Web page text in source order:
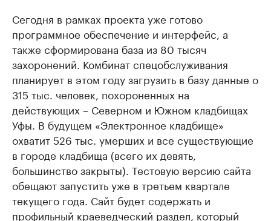
Сегодня в рамках проекта уже готово
программное обеспечение и интерфейс, а
также сформирована база из 80 тысяч
захоронений. Комбинат спецобслуживания
планирует в этом году загрузить в базу данные о
315 тыс. человек, похороненных на
действующих – Северном и Южном кладбищах
Уфы. В будущем «Электронное кладбище»
охватит 526 тыс. умерших и все существующие
в городе кладбища (всего их девять,
большинство закрыты). Тестовую версию сайта
обещают запустить уже в третьем квартале
текущего года. Сайт будет содержать и
профильный краеведческий раздел, который